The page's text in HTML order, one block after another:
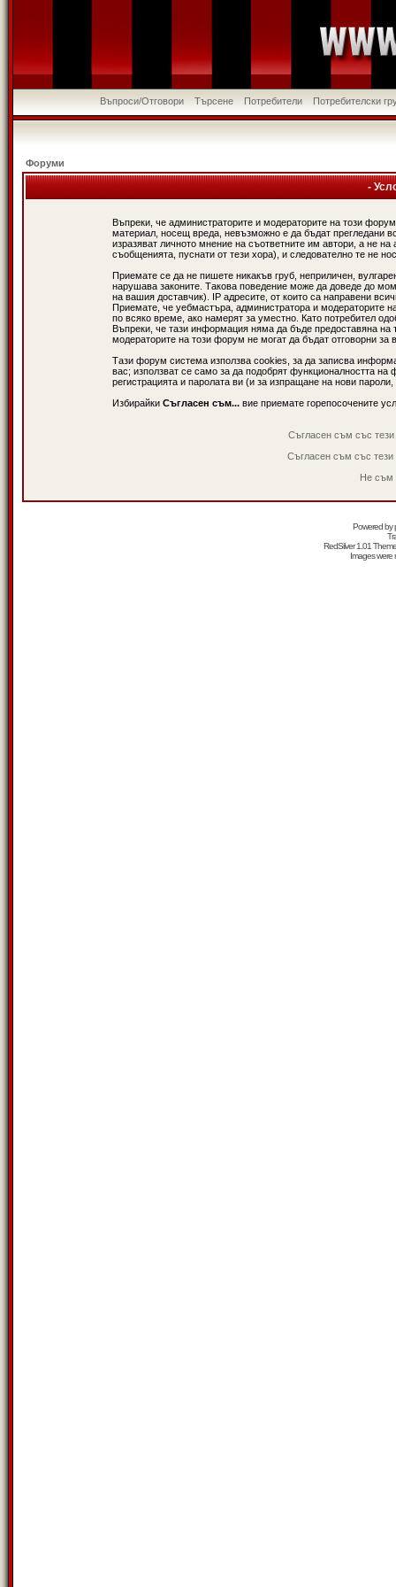
Въпроси/Отговори Търсене Потребители Потребителски
Форуми
-
Въпреки, че администраторите и модераторите на този
материал, носещ вреда, невъзможно е да бъдат прегледани
изразяват личното мнение на съответните им автори, а не
съобщенията, пуснати от тези хора), и следователно те не
Приемате се да не пишете никакъв груб, неприличен,
нарушава законите. Такова поведение може да доведе до
на вашия доставчик). IP адресите, от които са направени
Приемате, че уебмастъра, администратора и модераторите
по всяко време, ако намерят за уместно. Като потребител
Въпреки, че тази информация няма да бъде предоставяна
модераторите на този форум не могат да бъдат отговорни за
Тази форум система използва cookies, за да записва
вас; използват се само за да подобрят функционалността
регистрацията и паролата ви (и за изпращане на нови
Избирайки Съгласен съм... вие приемате горепосочените
Съгласен съм със
Съгласен съм със
Не съм
Powered by
RedSilver 1.01
Images were